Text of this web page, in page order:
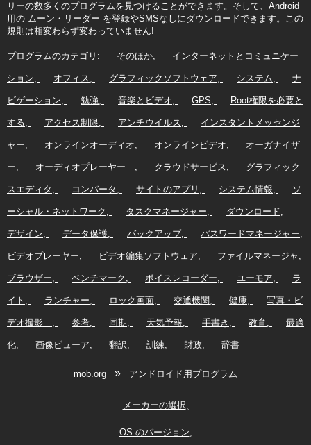
リーの数多くのプログラムを見つけることができます。そして、Android
用の ムーン・リーダー を登録やSMSなしにダウンロードできます。この
規則は相変わらず変わっていません!
プログラムのカテゴリ: そのほか インターネットとコミュニケー
ション オフィス グラフィックソフトウェア システム ナ
ビゲーション 勉強 音楽とビデオ GPS Root権限を必要と
する アクセス制限 アンチウイルス インスタントメッセンジ
ャー オンラインオーディオ オンラインビデオ オーガナイザ
ー オーディオプレーヤー クラウドサービス グラフィック
スエディタ コンバータ サイトのアプリ システム情報 ソ
ーシャル・ネットワーク タスクマネージャー ダウンロード
デザイン データ保護 バックアップ パスワードマネージャー
ビデオプレーヤー ビデオ編集ソフトウェア ファイルマネージャ
ブラウザー ベンチマーク ボイスレコーダー ユーモア ラ
イト ランチャー ロック画面 交通機関 健康 写真・ビ
デオ撮影 参考 同期 天気予報 手書き 教育 最適
化 画像ビューア 翻訳 訓練 財政 辞書
mob.org » アンドロイド用プログラム
メーカーの選択
OS のバージョン